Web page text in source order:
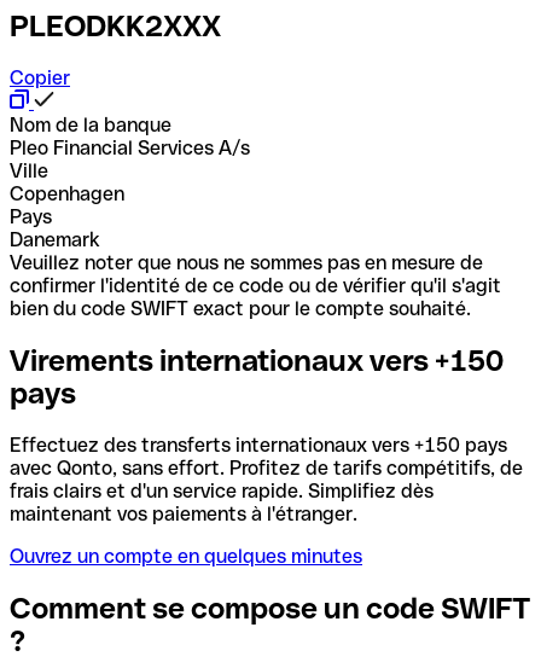
PLEODKK2XXX
Copier
Nom de la banque
Pleo Financial Services A/s
Ville
Copenhagen
Pays
Danemark
Veuillez noter que nous ne sommes pas en mesure de
confirmer l'identité de ce code ou de vérifier qu'il s'agit
bien du code SWIFT exact pour le compte souhaité.
Virements internationaux vers +150
pays
Effectuez des transferts internationaux vers +150 pays
avec Qonto, sans effort. Profitez de tarifs compétitifs, de
frais clairs et d'un service rapide. Simplifiez dès
maintenant vos paiements à l'étranger.
Ouvrez un compte en quelques minutes
Comment se compose un code SWIFT
?